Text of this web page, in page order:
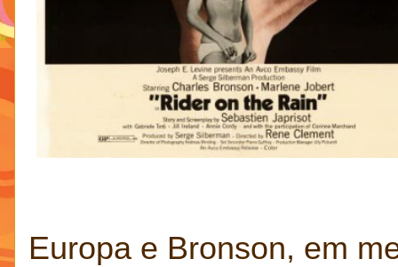
Europa e Bronson, em